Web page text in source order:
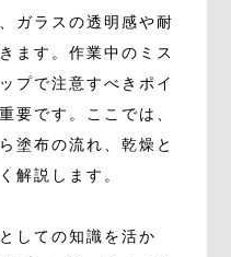
ガラスの透明感や耐
ます。作業中のミス
プで注意すべきポイ
要です。ここでは、
塗布の流れ、乾燥と
解説します。
しての知識を活か